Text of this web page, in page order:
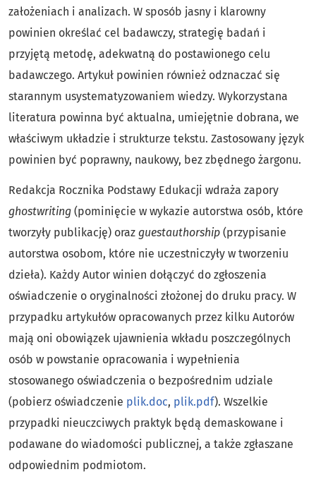
założeniach i analizach. W sposób jasny i klarowny
powinien określać cel badawczy, strategię badań i
przyjętą metodę, adekwatną do postawionego celu
badawczego. Artykuł powinien również odznaczać się
starannym usystematyzowaniem wiedzy. Wykorzystana
literatura powinna być aktualna, umiejętnie dobrana, we
właściwym układzie i strukturze tekstu. Zastosowany język
powinien być poprawny, naukowy, bez zbędnego żargonu.
Redakcja Rocznika Podstawy Edukacji wdraża zapory
ghostwriting (pominięcie w wykazie autorstwa osób, które
tworzyły publikację) oraz guestauthorship (przypisanie
autorstwa osobom, które nie uczestniczyły w tworzeniu
dzieła). Każdy Autor winien dołączyć do zgłoszenia
oświadczenie o oryginalności złożonej do druku pracy. W
przypadku artykułów opracowanych przez kilku Autorów
mają oni obowiązek ujawnienia wkładu poszczególnych
osób w powstanie opracowania i wypełnienia
stosowanego oświadczenia o bezpośrednim udziale
(pobierz oświadczenie plik.doc, plik.pdf). Wszelkie
przypadki nieuczciwych praktyk będą demaskowane i
podawane do wiadomości publicznej, a także zgłaszane
odpowiednim podmiotom.